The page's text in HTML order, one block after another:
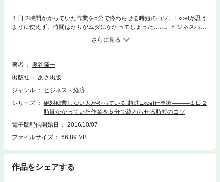
１日２時間かかっていた作業を5分で終わらせる時短のコツ。Excelが思う
ように使えず、時間ばかりがムダにかかってしまった……。ビジネスパー
ソンなら誰もがそんな経験をしたことがあるでしょう。Excelを使って効
率良く作業するためには、どこに時間がかかるか、そのプロセスを知るこ
とです。それができずに悩みながら使っているから、時間だけがなくなっ
てき、「また終電だよ…」という事態になってしまうのです。本書では、
しました。Excel初心者でも理解しやすいよう、できるだけ平易な言葉選
び、手順を示してありますので、ぜひ有効にご活用ください。■目次 ・は
を有効活用している１．作業効率のアップが第一、「使うこと」を目的に
していない・工夫をしないでコピペや手入力を繰り返すから長時間
に、、、２．時短のコツが、「編集」と「書式設定」にあることを知って
いる・どこにムダな時間を費やしているのかを自覚しよう・【編集】と
【書式設定】を同時に効率化できる「ポピットテーブル」をマスターしよ
章 大量のデータを上手に取り扱う「ピボットテーブル」の基本を知る
著者
奥谷隆一
出版社
あさ出版
ジャンル
ビジネス・経済
シリーズ
絶対残業しない人がやっている 超速Excel仕事術―――１日２
時間かかっていた作業を５分で終わらせる時短のコツ
電子版配信開始日
2016/10/07
ファイルサイズ
66.89 MB
作品をシェアする